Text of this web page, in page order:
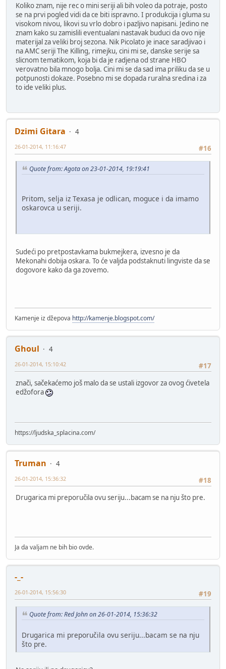
Koliko znam, nije rec o mini seriji ali bih voleo da potraje, posto
se na prvi pogled vidi da ce biti ispravno. I produkcija i gluma su
visokom nivou, likovi su vrlo dobro i pazljivo napisani. Jedino ne
znam kako su zamislili eventualani nastavak buduci da ovo nije
materijal za veliki broj sezona. Nik Picolato je inace saradjivao i
na AMC seriji The Killing, rimejku, cini mi se, danske serije sa
slicnom tematikom, koja bi da je radjena od strane HBO
verovatno bila mnogo bolja. Cini mi se da sad ima priliku da se u
potpunosti dokaze. Posebno mi se dopada ruralna sredina i za
to ide veliki plus.
Dzimi Gitara
4
#16
26-01-2014, 11:16:47
Quote from: Agota on 23-01-2014, 19:19:41
Pritom, selja iz Texasa je odlican, moguce i da imamo
oskarovca u seriji.
Sudeći po pretpostavkama bukmejkera, izvesno je da
Mekonahi dobija oskara. To će valjda podstaknuti lingviste da se
dogovore kako da ga zovemo.
Kamenje iz džepova http://kamenje.blogspot.com/
Ghoul
4
#17
26-01-2014, 15:10:42
znači, sačekaćemo još malo da se ustali izgovor za ovog ćivetela
edžofora
https://ljudska_splacina.com/
Truman
4
#18
26-01-2014, 15:36:32
Drugarica mi preporučila ovu seriju...bacam se na nju što pre.
Ja da valjam ne bih bio ovde.
-_-
#19
26-01-2014, 15:56:30
Quote from: Red John on 26-01-2014, 15:36:32
Drugarica mi preporučila ovu seriju...bacam se na nju
što pre.